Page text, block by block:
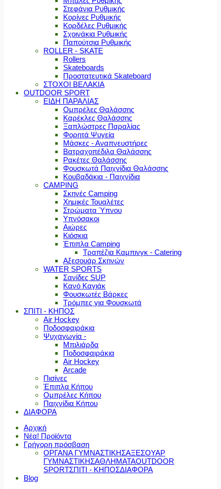
Στεφάνια Ρυθμικής
Κορίνες Ρυθμικής
Κορδέλες Ρυθμικής
Σχοινάκια Ρυθμικής
Παπούτσια Ρυθμικής
ROLLER - SKATE
Rollers
Skateboards
Προστατευτικά Skateboard
ΣΤΟΧΟΙ ΒΕΛΑΚΙΑ
OUTDOOR SPORT
ΕΙΔΗ ΠΑΡΑΛΙΑΣ
Ομπρέλες Θαλάσσης
Καρέκλες Θαλάσσης
Ξαπλώστρες Παραλίας
Φορητά Ψυγεία
Μάσκες - Αναπνευστήρες
Βατραχοπέδιλα Θαλάσσης
Ρακέτες Θαλάσσης
Φουσκωτά Παιχνίδια Θαλάσσης
Κουβαδάκια - Παιχνίδια
CAMPING
Σκηνές Camping
Χημικές Τουαλέτες
Στρώματα Ύπνου
Υπνόσακοι
Αιώρες
Κιόσκια
Έπιπλα Camping
Τραπέζια Καμπινγκ - Catering
Αξεσουάρ Σκηνών
WATER SPORTS
Σανίδες SUP
Κανό Καγιάκ
Φουσκωτές Βάρκες
Τρόμπες για Φουσκωτά
ΣΠΙΤΙ - ΚΗΠΟΣ
Air Hockey
Ποδοσφαιράκια
Ψυχαγωγία -
Μπιλιάρδα
Ποδοσφαιράκια
Air Hockey
Arcade
Πισίνες
Έπιπλα Κήπου
Ομπρέλες Κήπου
Παιχνίδια Κήπου
ΔΙΑΦΟΡΑ
Αρχική
Νέα! Προϊόντα
Γρήγορη πρόσβαση
ΟΡΓΑΝΑ ΓΥΜΝΑΣΤΙΚΗΣΑΞΕΣΟΥΑΡ
ΓΥΜΝΑΣΤΙΚΗΣΑΘΛΗΜΑΤΑOUTDOOR
SPORTΣΠΙΤΙ - ΚΗΠΟΣΔΙΑΦΟΡΑ
Blog